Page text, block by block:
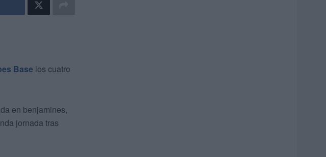
Base los cuatro
en benjamines,
jornada tras